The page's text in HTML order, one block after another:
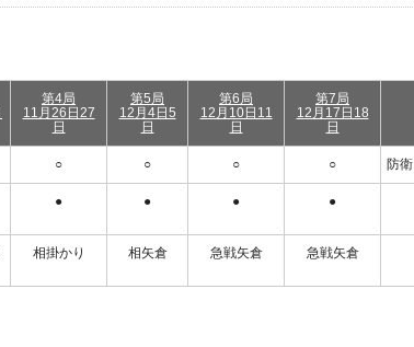
第4局
11月26日27
日
第5局
12月4日5
日
第6局
12月10日11
日
第7局
12月17日18
日
○ ○ ○ ○ 防衛
● ● ● ●
相掛かり 相矢倉 急戦矢倉 急戦矢倉